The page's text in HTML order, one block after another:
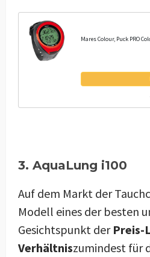
Mares Colour, Puck PRO
3. AquaLung i100
Auf dem Markt der
Modell eines der besten
Gesichtspunkt der Preis-
Verhältniszumindest für